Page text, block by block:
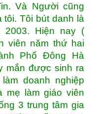
Và Người cũng
tôi. Tôi bút danh là
2003. Hiện nay (
viên năm thứ hai
Phố Đông Hà
mắn được sinh ra
doanh nghiệp
mẹ làm giáo viên
3 trung tâm gia